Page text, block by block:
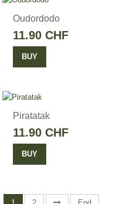
Oudordodo
11.90 CHF
BUY
Piratatak
11.90 CHF
BUY